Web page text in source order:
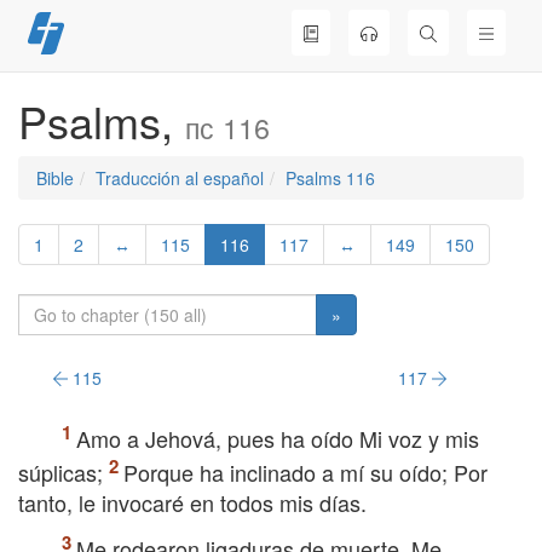
Skip
to
Psalms, пс 116
Bible Traducción al español Psalms 116
1 2 ↔ 115 116 117 ↔ 149 150
»
115 117
Amo a Jehová, pues ha oído Mi voz y mis
súplicas;
Porque ha inclinado a mí su oído; Por
tanto, le invocaré en todos mis días.